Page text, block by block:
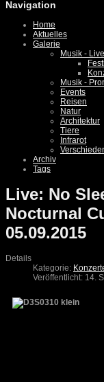
Navigation
Home
Aktuelles
Galerie
Musik - Live
Musik -
Events
Reisen
Natur
Architektur
Tiere
Infrarot
Archiv
Tags
Live: No
Nocturnal
05.09.2015
Details
Kategorie:
Veröffentlicht: 14.